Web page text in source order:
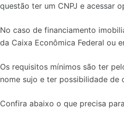
questão ter um CNPJ e acessar
No caso de financiamento
da Caixa Econômica Federal ou
Os requisitos mínimos são ter
nome sujo e ter possibilidade de
Confira abaixo o que precisa